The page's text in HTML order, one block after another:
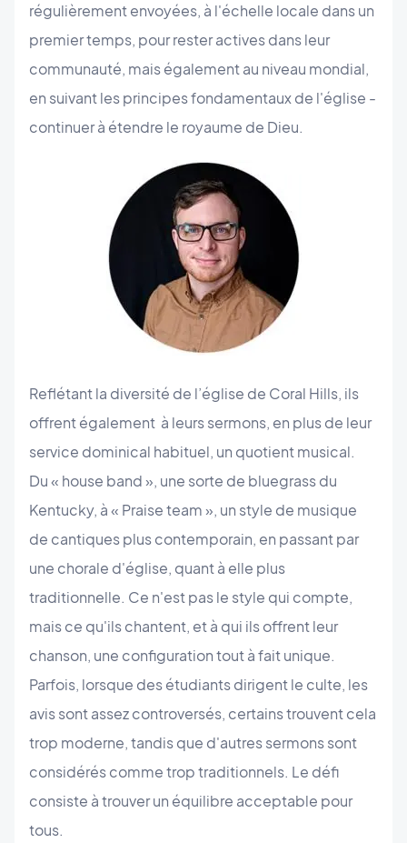
régulièrement envoyées, à l'échelle locale dans un
premier temps, pour rester actives dans leur
communauté, mais également au niveau mondial,
en suivant les principes fondamentaux de l'église -
continuer à étendre le royaume de Dieu.
Reflétant la diversité de l’église de Coral Hills, ils
offrent également à leurs sermons, en plus de leur
service dominical habituel, un quotient musical.
Du « house band », une sorte de bluegrass du
Kentucky, à « Praise team », un style de musique
de cantiques plus contemporain, en passant par
une chorale d'église, quant à elle plus
traditionnelle. Ce n'est pas le style qui compte,
mais ce qu'ils chantent, et à qui ils offrent leur
chanson, une configuration tout à fait unique.
Parfois, lorsque des étudiants dirigent le culte, les
avis sont assez controversés, certains trouvent cela
trop moderne, tandis que d'autres sermons sont
considérés comme trop traditionnels. Le défi
consiste à trouver un équilibre acceptable pour
tous.